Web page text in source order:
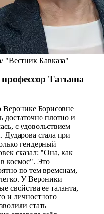
"Вестник Кавказа"
профессор Татьяна
Веронике Борисовне
достаточно плотно и
с удовольствием
Дударова стала при
гендерный
сказал: "Она, как
в космос". Это
по тем временам,
У Вероники
свойства ее таланта,
и личностного
стать